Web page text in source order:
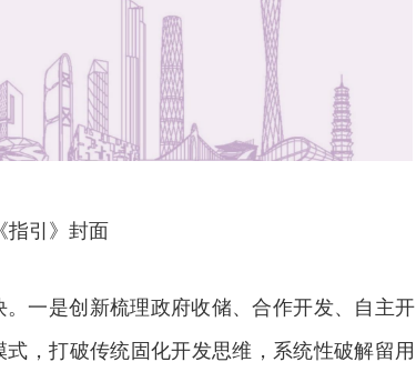
《指引》封面
。一是创新梳理政府收储、合作开发、自主开
，打破传统固化开发思维，系统性破解留用